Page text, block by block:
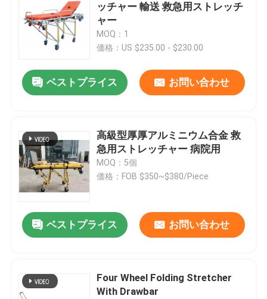
製品
ビデオ
わたしたち に つい て
品質管理
ニュース
事件
ッチャー 輸送 救急用ストレッチ
ャー
MOQ：1
価格：US $235.00 - $230.00
ベストプライス お問い合わせ
高級型厚厚アルミニウム合金 救
急用ストレッチャー 病院用
MOQ：5個
価格：FOB $350~$380/Piece
ベストプライス お問い合わせ
Four Wheel Folding Stretcher
With Drawbar